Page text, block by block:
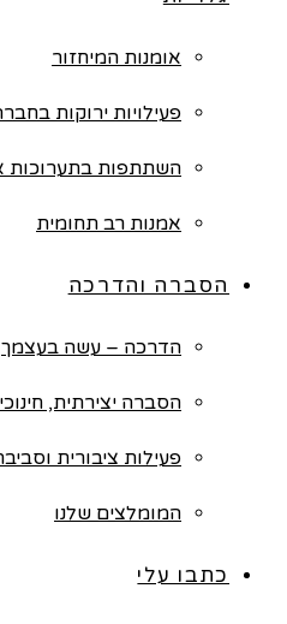
אומנות המיחזור
פעילויות ירוקות
השתתפות בתערוכות
אמנות רב תחומית
הסברה והדרכה
הדרכה – עשה בעצמך
הסברה יצירתית,
פעילות ציבורית
המומלצים שלנו
כתבו עלי